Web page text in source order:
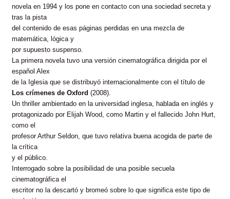
novela en 1994 y los pone en contacto con una sociedad secreta y
tras la pista
del contenido de esas páginas perdidas en una mezcla de
matemática, lógica y
por supuesto suspenso.
La primera novela tuvo una versión cinematográfica dirigida por el
español Alex
de la Iglesia que se distribuyó internacionalmente con el título de
Los crímenes de Oxford (2008).
Un thriller ambientado en la universidad inglesa, hablada en inglés y
protagonizado por Elijah Wood, como Martin y el fallecido John Hurt,
como el
profesor Arthur Seldon, que tuvo relativa buena acogida de parte de
la crítica
y el público.
Interrogado sobre la posibilidad de una posible secuela
cinematográfica el
escritor no la descartó y bromeó sobre lo que significa este tipo de